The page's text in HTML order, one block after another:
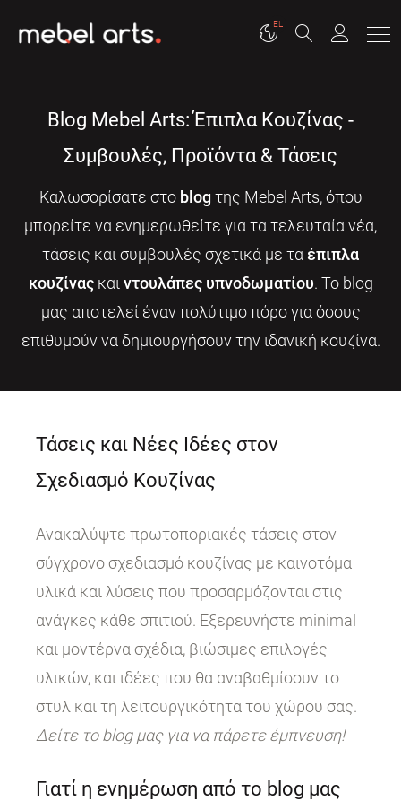
EL
Blog Mebel Arts: Έπιπλα Κουζίνας -
Συμβουλές, Προϊόντα & Τάσεις
Καλωσορίσατε στο blogτης Mebel Arts, όπου
μπορείτε να ενημερωθείτε για τα τελευταία νέα,
τάσεις και συμβουλές σχετικά με τα έπιπλα
κουζίναςκαι ντουλάπες υπνοδωματίου. Το blog
μας αποτελεί έναν πολύτιμο πόρο για όσους
επιθυμούν να δημιουργήσουν την ιδανική κουζίνα.
Τάσεις και Νέες Ιδέες στον
Σχεδιασμό Κουζίνας
Ανακαλύψτε πρωτοποριακές τάσεις στον
σύγχρονο σχεδιασμό κουζίνας με καινοτόμα
υλικά και λύσεις που προσαρμόζονται στις
ανάγκες κάθε σπιτιού. Εξερευνήστε minimal
και μοντέρνα σχέδια, βιώσιμες επιλογές
υλικών, και ιδέες που θα αναβαθμίσουν το
στυλ και τη λειτουργικότητα του χώρου σας.
Δείτε το blog μας για να πάρετε έμπνευση!
Γιατί η ενημέρωση από το blog μας